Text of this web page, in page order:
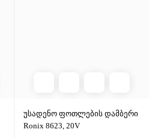
უსადენო ფოთლების დამბერი
Ronix 8623, 20V